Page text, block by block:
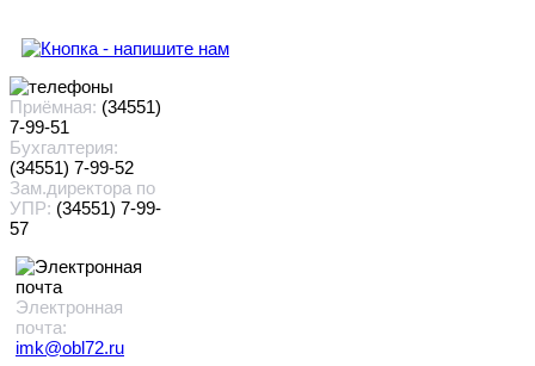
Приёмная: (34551)
7-99-51
Бухгалтерия:
(34551) 7-99-52
Зам.директора по
УПР: (34551) 7-99-
57
Электронная
почта:
imk@obl72.ru